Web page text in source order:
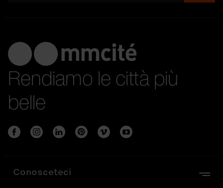
Rendiamo le città più
belle
Conosceteci